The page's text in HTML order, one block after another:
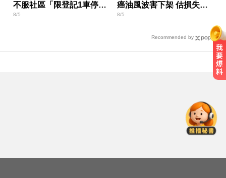
不服社區「限登記1車停」
報警
8/5
癌油風波害下架 估損失
2.43億
8/5
Recommended by
請從重量刑